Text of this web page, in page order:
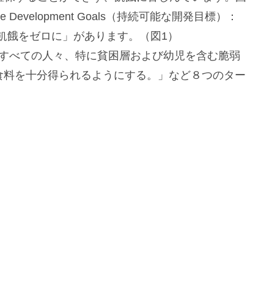
Goals（持続可能な開発目標）：
をゼロに」があります。（図1）
べての人々、特に貧困層および幼児を含む脆弱
を十分得られるようにする。」など８つのター